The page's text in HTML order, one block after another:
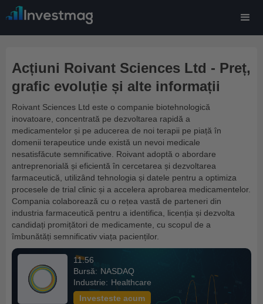
Acțiuni Roivant Sciences Ltd - Preț,
grafic evoluție și alte informații
Roivant Sciences Ltd este o companie biotehnologică
inovatoare, concentrată pe dezvoltarea rapidă a
medicamentelor și pe aducerea de noi terapii pe piață în
domenii terapeutice unde există un nevoi medicale
nesatisfăcute semnificative. Roivant adoptă o abordare
antreprenorială și eficientă în cercetarea și dezvoltarea
farmaceutică, utilizând tehnologia și datele pentru a optimiza
procesele de trial clinic și a accelera aprobarea medicamentelor.
Compania colaborează cu o rețea vastă de parteneri din
industria farmaceutică pentru a identifica, licenția și dezvolta
candidați promițători de medicamente, cu scopul de a
îmbunătăți semnificativ viața pacienților.
11.56
Bursă: NASDAQ
Industrie: Healthcare
Investeste acum